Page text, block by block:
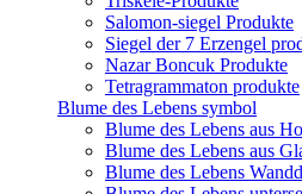
Salomon-siegel Produkte
Siegel der 7 Erzengel
Nazar Boncuk Produkte
Tetragrammaton produkte
Blume des Lebens symbol​
Blume des Lebens aus
Blume des Lebens aus
Blume des Lebens